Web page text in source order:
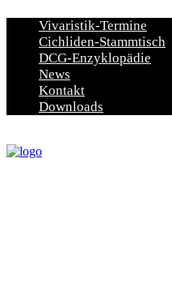
Vivaristik-Termine
Cichliden-Stammtisch
DCG-Enzyklopädie
News
Kontakt
Downloads